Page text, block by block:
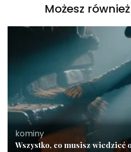
Możesz
kominy
Wszystko, co musisz wiedzieć